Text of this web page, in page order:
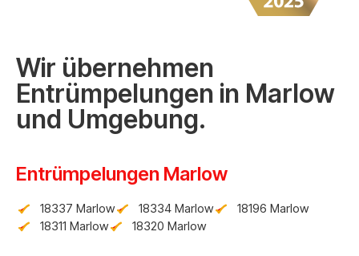
Wir übernehmen
Entrümpelungen in Marlow
und Umgebung.
Entrümpelungen Marlow
18337 Marlow 18334 Marlow
18196 Marlow
18311 Marlow
18320 Marlow